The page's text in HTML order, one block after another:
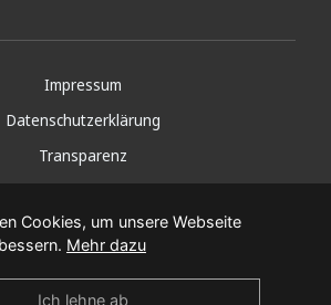
Impressum
Datenschutzerklärung
Transparenz
Copyright 2026
Cookies, um unsere Webseite
Mehr dazu
Ich lehne ab